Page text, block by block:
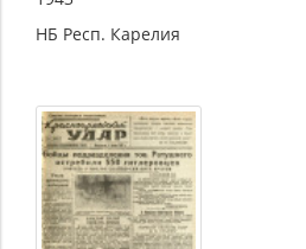
НБ Респ. Карелия